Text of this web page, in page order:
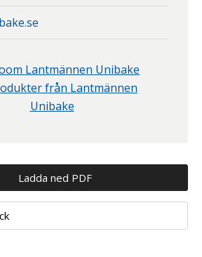
Lantmännen Unibake
från Lantmännen
Unibake
Ladda ned PDF